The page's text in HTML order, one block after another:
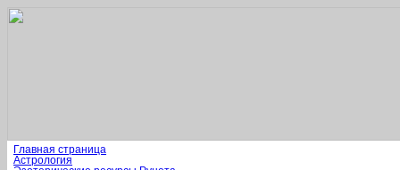
Главная страница
Астрология